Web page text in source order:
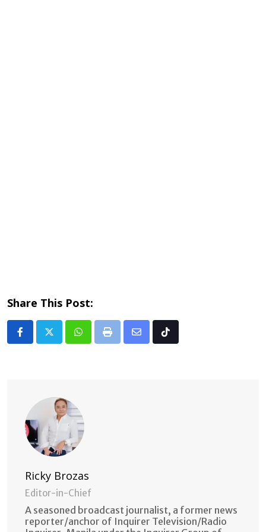
Share This Post:
Whatsapp
Print
Share Tiktok
Ricky Brozas
Editor-in-Chief
A seasoned broadcast journalist, a former news
reporter/anchor of Inquirer Television/Radio